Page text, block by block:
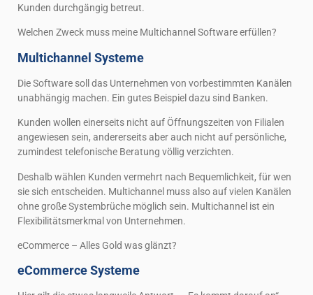
Kunden durchgängig betreut.
Welchen Zweck muss meine Multichannel Software erfüllen?
Multichannel Systeme
Die Software soll das Unternehmen von vorbestimmten Kanälen
unabhängig machen. Ein gutes Beispiel dazu sind Banken.
Kunden wollen einerseits nicht auf Öffnungszeiten von Filialen
angewiesen sein, andererseits aber auch nicht auf persönliche,
zumindest telefonische Beratung völlig verzichten.
Deshalb wählen Kunden vermehrt nach Bequemlichkeit, für wen
sie sich entscheiden. Multichannel muss also auf vielen Kanälen
ohne große Systembrüche möglich sein. Multichannel ist ein
Flexibilitätsmerkmal von Unternehmen.
eCommerce – Alles Gold was glänzt?
eCommerce Systeme